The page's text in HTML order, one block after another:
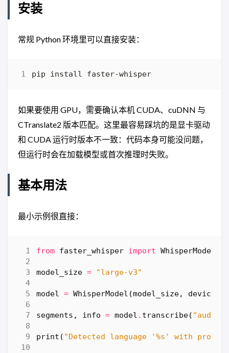
安装
常规 Python 环境里可以直接安装：
如果要使用 GPU，需要确认本机 CUDA、cuDNN 与
CTranslate2 版本匹配。这里最容易踩坑的是显卡驱动
和 CUDA 运行时版本不一致：代码本身可能没问题，
但运行时会在加载模型或首次推理时失败。
基本用法
最小示例很直接：
from faster_whisper import WhisperModel
model_size = "large-v3"
model = WhisperModel (model_size, device
segments , info = model . transcribe(
print ( "Detected language '%s ' with